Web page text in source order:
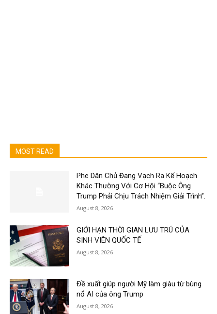
MOST READ
Phe Dân Chủ Đang Vạch Ra Kế Hoạch
Khác Thường Với Cơ Hội “Buộc Ông
Trump Phải Chịu Trách Nhiệm Giải Trình”.
August 8, 2026
GIỚI HẠN THỜI GIAN LƯU TRÚ CỦA
SINH VIÊN QUỐC TẾ
August 8, 2026
Đề xuất giúp người Mỹ làm giàu từ bùng
nổ AI của ông Trump
August 8, 2026